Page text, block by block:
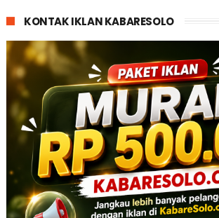
KONTAK IKLAN KABARESOLO